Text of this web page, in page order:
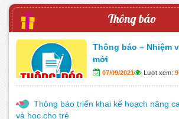
Thông báo
Thông báo – Nhiệm
mới
07/09/2021 Lượt xem:
Thông báo triển khai kế hoạch nâng
và học cho trẻ